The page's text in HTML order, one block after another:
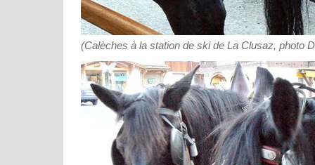
(Calèches à la station de ski de La Clusaz, photo